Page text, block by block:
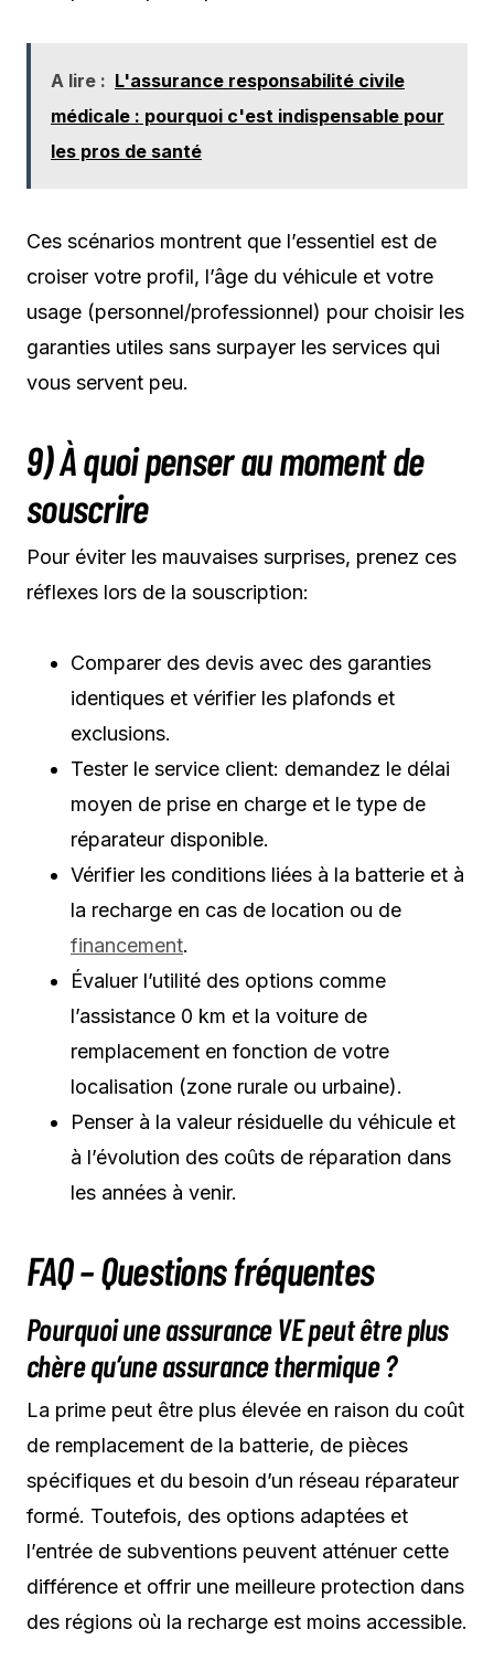
A lire : L'assurance responsabilité civile
médicale : pourquoi c'est indispensable pour
les pros de santé
Ces scénarios montrent que l’essentiel est de
croiser votre profil, l’âge du véhicule et votre
usage (personnel/professionnel) pour choisir les
garanties utiles sans surpayer les services qui
vous servent peu.
9) À quoi penser au moment de
souscrire
Pour éviter les mauvaises surprises, prenez ces
réflexes lors de la souscription:
Comparer des devis avec des garanties
identiques et vérifier les plafonds et
exclusions.
Tester le service client: demandez le délai
moyen de prise en charge et le type de
réparateur disponible.
Vérifier les conditions liées à la batterie et à
la recharge en cas de location ou de
financement.
Évaluer l’utilité des options comme
l’assistance 0 km et la voiture de
remplacement en fonction de votre
localisation (zone rurale ou urbaine).
Penser à la valeur résiduelle du véhicule et
à l’évolution des coûts de réparation dans
les années à venir.
FAQ – Questions fréquentes
Pourquoi une assurance VE peut être plus
chère qu’une assurance thermique ?
La prime peut être plus élevée en raison du coût
de remplacement de la batterie, de pièces
spécifiques et du besoin d’un réseau réparateur
formé. Toutefois, des options adaptées et
l’entrée de subventions peuvent atténuer cette
différence et offrir une meilleure protection dans
des régions où la recharge est moins accessible.